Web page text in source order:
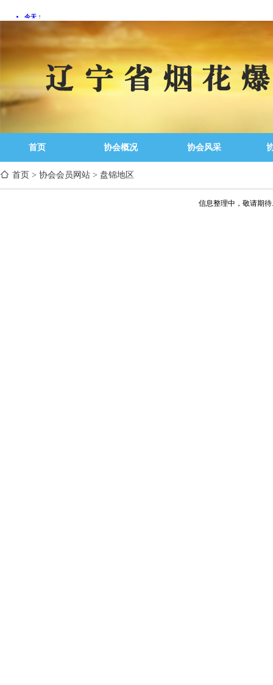
首页 协会概况 协会风采
首页 > 协会会员网站 > 盘锦地区
信息整理中，敬请期待